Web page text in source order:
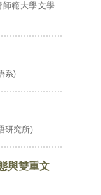
範大學文學
系)
研究所)
與雙重文